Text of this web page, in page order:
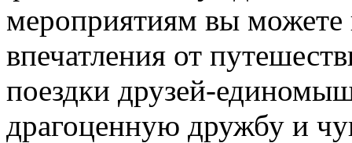
мероприятиям вы можете
впечатления от
поездки друзей-
драгоценную дружбу и